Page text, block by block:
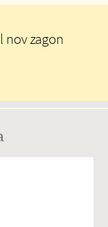
zagon